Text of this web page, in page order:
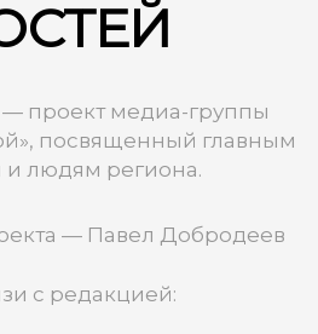
проект медиа-группы
посвященный главным
и людям региона.
— Павел Добродеев
с редакцией: